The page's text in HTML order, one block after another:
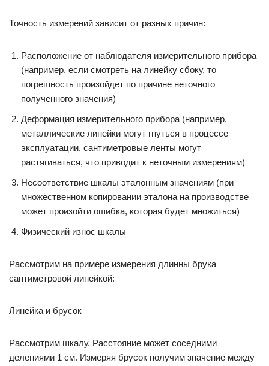
Точность измерений зависит от разных причин:
Расположение от наблюдателя измерительного прибора
(например, если смотреть на линейку сбоку, то
погрешность произойдет по причине неточного
полученного значения)
Деформация измерительного прибора (например,
металлические линейки могут гнуться в процессе
эксплуатации, сантиметровые ленты могут
растягиваться, что приводит к неточным измерениям)
Несоответствие шкалы эталонным значениям (при
множественном копировании эталона на производстве
может произойти ошибка, которая будет множиться)
Физический износ шкалы
Рассмотрим на примере измерения длинны брука
сантиметровой линейкой:
Линейка и брусок
Рассмотрим шкалу. Расстояние может соседними
делениями 1 см. Измеряя брусок получим значение между